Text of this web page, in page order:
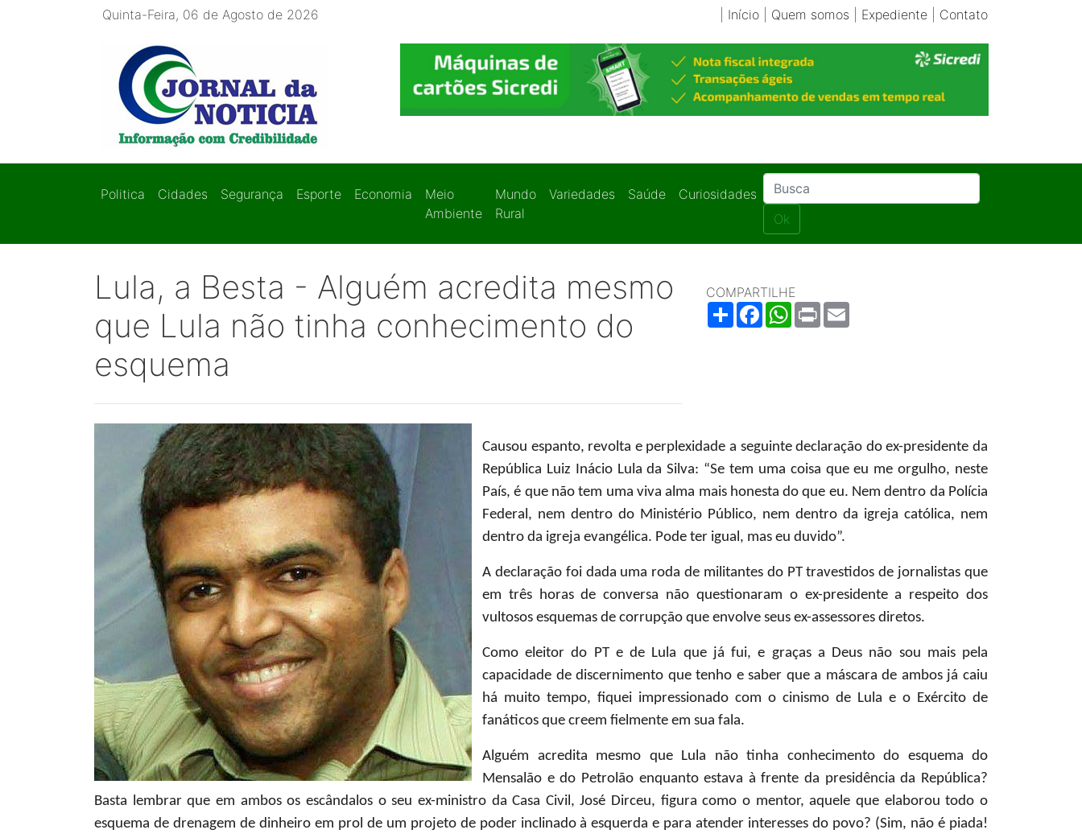
Quinta-Feira, 06 de Agosto de 2026 Início| Quem somos Expediente| Contato
Politica Cidades Segurança Esporte Economia
Meio
Ambiente
Mundo
Rural
Variedades Saúde
Curiosidades
Ok
Lula, a Besta - Alguém acredita mesmo
que Lula não tinha conhecimento do
esquema
COMPARTILHE
ShareFacebookWhatsApp
Print
Causou espanto, revolta e perplexidade a seguinte declaração do ex-presidente da
República Luiz Inácio Lula da Silva: “Se tem uma coisa que eu me orgulho, neste
País, é que não tem uma viva alma mais honesta do que eu. Nem dentro da Polícia
Federal, nem dentro do Ministério Público, nem dentro da igreja católica, nem
dentro da igreja evangélica. Pode ter igual, mas eu duvido”.
A declaração foi dada uma roda de militantes do PT travestidos de jornalistas que
em três horas de conversa não questionaram o ex-presidente a respeito dos
vultosos esquemas de corrupção que envolve seus ex-assessores diretos.
Como eleitor do PT e de Lula que já fui, e graças a Deus não sou mais pela
capacidade de discernimento que tenho e saber que a máscara de ambos já caiu
há muito tempo, fiquei impressionado com o cinismo de Lula e o Exército de
fanáticos que creem fielmente em sua fala.
Alguém acredita mesmo que Lula não tinha conhecimento do esquema do
Mensalão e do Petrolão enquanto estava à frente da presidência da República?
Basta lembrar que em ambos os escândalos o seu ex-ministro da Casa Civil, José Dirceu, figura como o mentor, aquele que elaborou todo o
esquema de drenagem de dinheiro em prol de um projeto de poder inclinado à esquerda e para atender interesses do povo? (Sim, não é piada!